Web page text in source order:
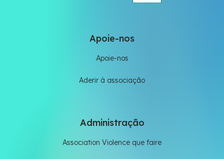
Apoie-nos
Apoie-nos
Aderir à associação
Administração
Association Violence que faire